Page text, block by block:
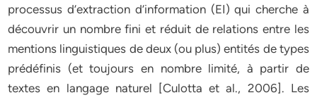
processus d’extraction d’information (EI) qui cherche à
découvrir un nombre fini et réduit de relations entre les
mentions linguistiques de deux (ou plus) entités de types
prédéfinis (et toujours en nombre limité, à partir de
textes en langage naturel [Culotta et al., 2006]. Les